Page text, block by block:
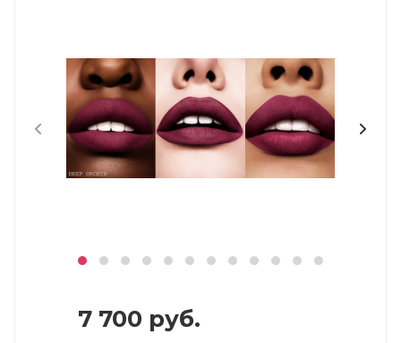
7 700 руб.